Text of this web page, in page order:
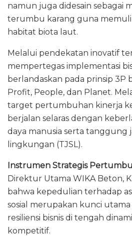
namun juga didesain sebagai
terumbu karang guna
habitat biota laut.
Melalui pendekatan inovatif
mempertegas implementasi
berlandaskan pada prinsip 3P
Profit, People, dan Planet.
target pertumbuhan kinerja
berjalan selaras dengan
daya manusia serta tanggung
lingkungan (TJSL).
Instrumen Strategis
Direktur Utama WIKA Beton,
bahwa kepedulian terhadap
sosial merupakan kunci
resiliensi bisnis di tengah
kompetitif.